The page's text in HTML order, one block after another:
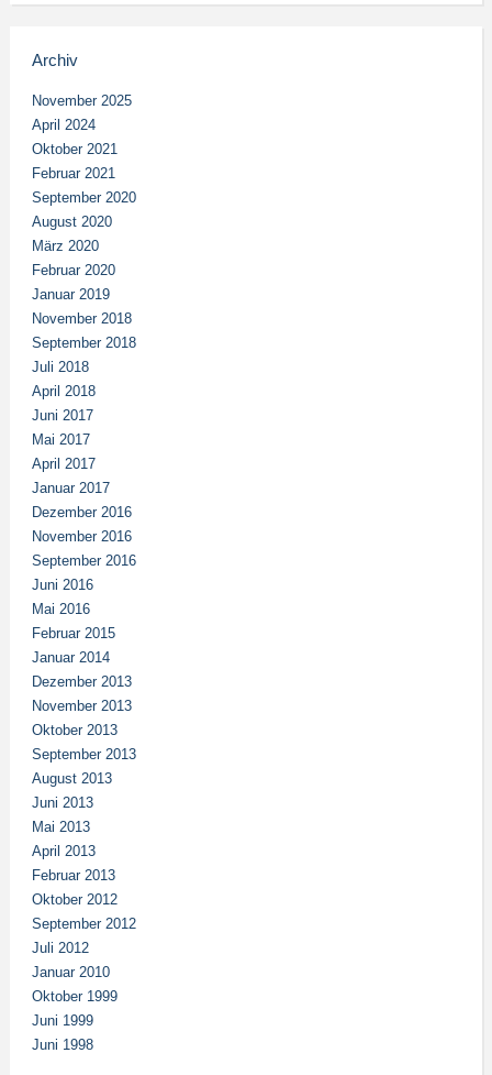
Archiv
November 2025
April 2024
Oktober 2021
Februar 2021
September 2020
August 2020
März 2020
Februar 2020
Januar 2019
November 2018
September 2018
Juli 2018
April 2018
Juni 2017
Mai 2017
April 2017
Januar 2017
Dezember 2016
November 2016
September 2016
Juni 2016
Mai 2016
Februar 2015
Januar 2014
Dezember 2013
November 2013
Oktober 2013
September 2013
August 2013
Juni 2013
Mai 2013
April 2013
Februar 2013
Oktober 2012
September 2012
Juli 2012
Januar 2010
Oktober 1999
Juni 1999
Juni 1998